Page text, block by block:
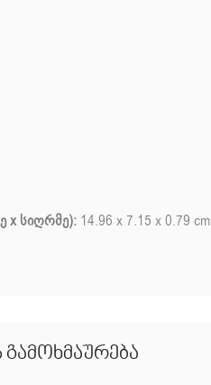
x სიღრმე): 14.96 x 7.15 x 0.79 cm